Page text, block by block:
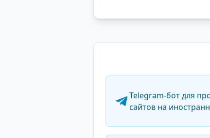
Telegram-бот для
сайтов на